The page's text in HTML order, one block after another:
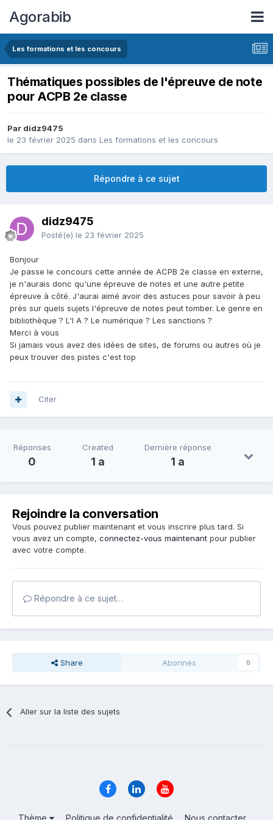
Agorabib
Les formations et les concours
Thématiques possibles de l'épreuve de note
pour ACPB 2e classe
Par didz9475
le 23 février 2025 dans Les formations et les concours
Répondre à ce sujet
didz9475
Posté(e) le 23 février 2025
Bonjour
Je passe le concours cette année de ACPB 2e classe en externe,
je n'aurais donc qu'une épreuve de notes et une autre petite
épreuve à côté. J'aurai aimé avoir des astuces pour savoir à peu
près sur quels sujets l'épreuve de notes peut tomber. Le genre en
bibliothèque ? L'I A ? Le numérique ? Les sanctions ?
Merci à vous
Si jamais vous avez des idées de sites, de forums ou autres où je
peux trouver des pistes c'est top
Citer
Réponses
0
Created
1 a
Dernière réponse
1 a
Rejoindre la conversation
Vous pouvez publier maintenant et vous inscrire plus tard. Si
vous avez un compte, connectez-vous maintenant pour publier
avec votre compte.
Répondre à ce sujet…
Share Abonnés 0
Aller sur la liste des sujets
Thème Politique de confidentialité Nous contacter